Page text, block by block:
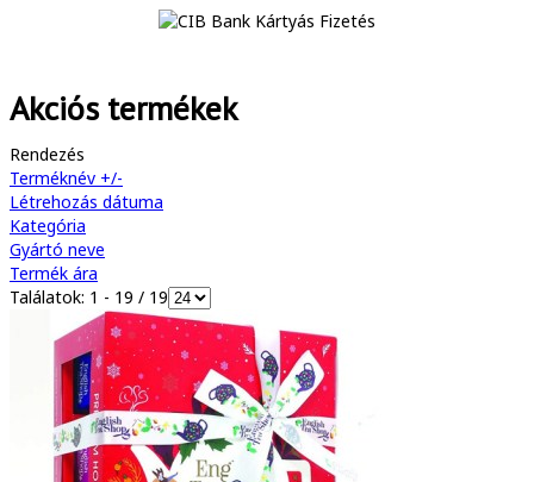
Akciós termékek
Rendezés
Terméknév +/-
Létrehozás dátuma
Kategória
Gyártó neve
Termék ára
Találatok: 1 - 19 / 19